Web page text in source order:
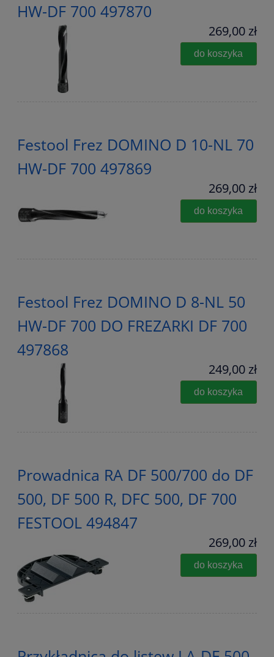
HW-DF 700 497870
269,00 zł
do koszyka
Festool Frez DOMINO D 10-NL 70
HW-DF 700 497869
269,00 zł
do koszyka
Festool Frez DOMINO D 8-NL 50
HW-DF 700 DO FREZARKI DF 700
497868
249,00 zł
do koszyka
Prowadnica RA DF 500/700 do DF
500, DF 500 R, DFC 500, DF 700
FESTOOL 494847
269,00 zł
do koszyka